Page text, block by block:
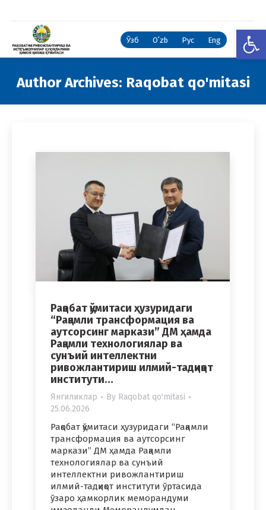
Ўзб Oʻzb Рус Eng
Author Archives: Raqobat qo'mitasi
Рақобат қўмитаси ҳузуридаги
“Рақамли трансформация ва
аутсорсинг маркази” ДМ ҳамда
Рақамли технологиялар ва
сунъий интеллектни
ривожлантириш илмий-тадқиқот
институти…
Янгиликлар By Raqobat qo'mitasi
25.06.2026
Рақобат қўмитаси ҳузуридаги “Рақамли
трансформация ва аутсорсинг
маркази” ДМ ҳамда Рақамли
технологиялар ва сунъий
интеллектни ривожлантириш
илмий-тадқиқот институти ўртасида
ўзаро ҳамкорлик меморандуми